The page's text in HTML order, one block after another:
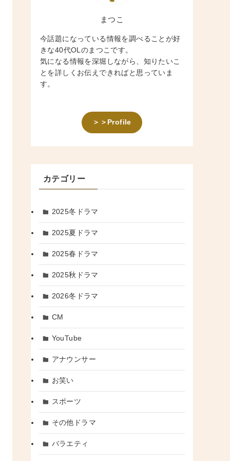
まつこ
今話題になっている情報を調べることが好
きな40代OLのまつこです。
気になる情報を深堀しながら、知りたいこ
とを詳しくお伝えできればと思っていま
す。
＞＞Profile
カテゴリー
2025冬ドラマ
2025夏ドラマ
2025春ドラマ
2025秋ドラマ
2026冬ドラマ
CM
YouTube
アナウンサー
お笑い
スポーツ
その他ドラマ
バラエティ